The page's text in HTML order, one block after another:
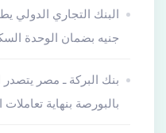
جنيه بضمان الوحدة
بنك البركة ـ مصر
بالبورصة بنهاية تعاملات